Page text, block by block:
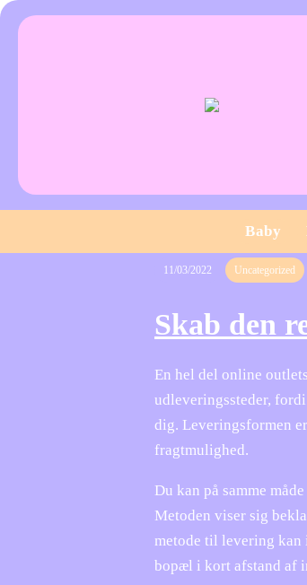
Baby
11/03/2022 Uncategorized
Skab den
En hel del online
udleveringssteder,
dig. Leveringsformen
fragtmulighed.
Du kan på samme
Metoden viser sig
metode til levering kan
bopæl i kort afstand af